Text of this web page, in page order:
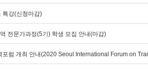
특강(신청마감)
전문가과정(5기) 학생 모집 안내(마감)
포럼 개최 안내(2020 Seoul International Forum on